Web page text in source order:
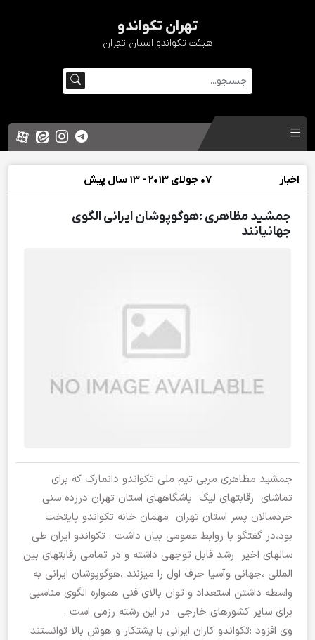
تهران تکواندو
هیئت تکواندو استان تهران
اخبار 07 جولای 2013 - 13 سال پیش
جمشید مظاهری :هوگوپوشان ایرانی الگوی
جهانیانند
جمشید مظاهری مربی تیم ملی تکواندو دانمارک که برای
تماشای رقابتهای لیگ باشگاههای استان تهران دررده سنی
خردسالان پسر استان تهران مهمان خانه تکواندو پایتخت
بود،در گفتگو با روابط عمومی بیان داشت : تکواندو ایران طی
سالهای اخیر رشد قابل توجهی داشته و در تمامی رقابتهای بین
المللی ،جهانی وآسیا حرف اول را میزنند ،هوگوپوشان ایرانی به
واسطه داشتن استعداد و توان بالای فنی همواره الگوی مناسبی
برای سایر کشورهای خارجی در این رشته رزمی است .
وی افزود :تکواندو کاران ایرانی با پشتکار و هوش بالا توانستند